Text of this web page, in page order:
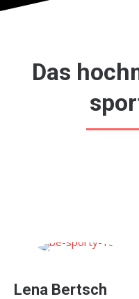
Das
Lena Bertsch